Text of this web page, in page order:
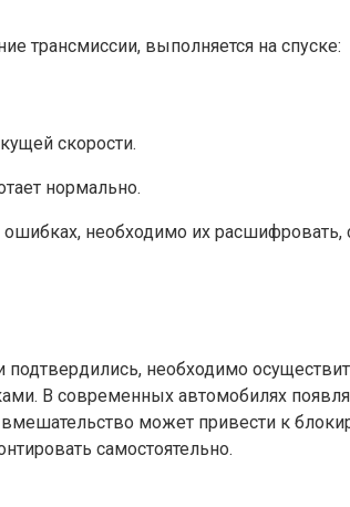
трансмиссии, выполняется на спуске:
скорости.
нормально.
необходимо их
подтвердились, необходимо
В современных автомобилях
может привести к
самостоятельно.